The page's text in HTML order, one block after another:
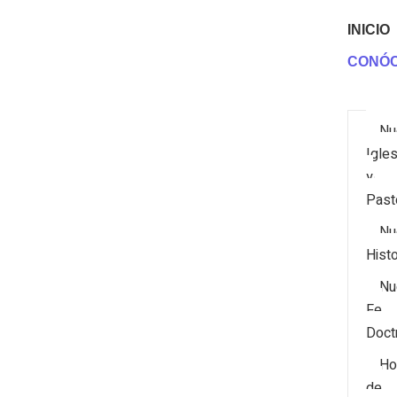
INICIO
y
Fe
de